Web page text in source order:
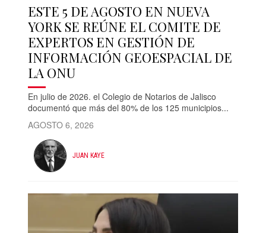
ESTE 5 DE AGOSTO EN NUEVA
YORK SE REÚNE EL COMITE DE
EXPERTOS EN GESTIÓN DE
INFORMACIÓN GEOESPACIAL DE
LA ONU
En julio de 2026. el Colegio de Notarios de Jalisco
documentó que más del 80% de los 125 municipios...
AGOSTO 6, 2026
JUAN KAYE